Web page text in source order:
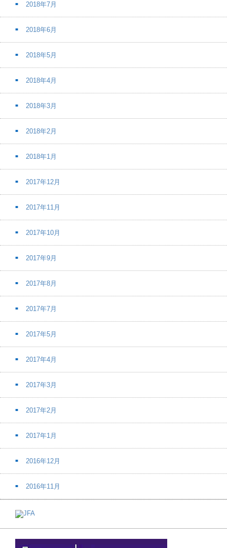
2018年7月
2018年6月
2018年5月
2018年4月
2018年3月
2018年2月
2018年1月
2017年12月
2017年11月
2017年10月
2017年9月
2017年8月
2017年7月
2017年5月
2017年4月
2017年3月
2017年2月
2017年1月
2016年12月
2016年11月